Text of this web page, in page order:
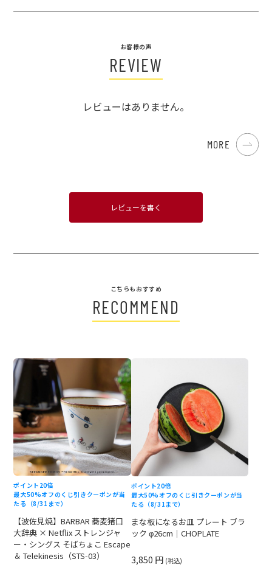
お客様の声
REVIEW
レビューはありません。
MORE
レビューを書く
こちらもおすすめ
RECOMMEND
ポイント20倍
最大50%オフのくじ引きクーポンが当
たる（8/31まで）
【波佐見焼】BARBAR 蕎麦猪口
大辞典 × Netflix ストレンジャ
ー・シングス そばちょこ Escape
＆ Telekinesis（STS-03）
ポイント20倍
最大50%オフのくじ引きクーポンが当
たる（8/31まで）
まな板になるお皿 プレート ブラ
ック φ26cm｜CHOPLATE
3,850 円 (税込)